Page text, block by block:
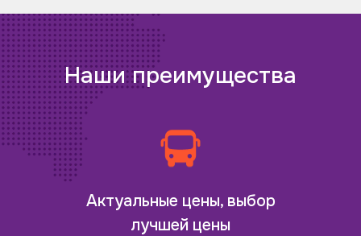
Наши преимущества
Актуальные цены, выбор
лучшей цены